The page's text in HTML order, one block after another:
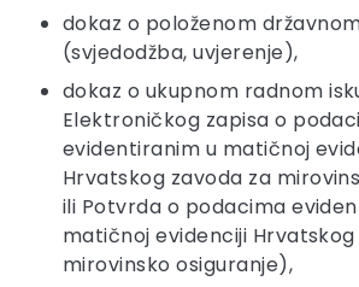
dokaz o položenom
(svjedodžba, uvjerenje),
dokaz o ukupnom radnom
Elektroničkog zapisa o
evidentiranim u matičnoj
Hrvatskog zavoda za
ili Potvrda o podacima
matičnoj evidenciji
mirovinsko osiguranje),